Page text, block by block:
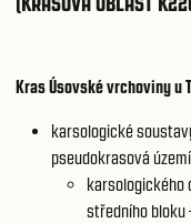
Kras Úsovské vrchoviny u
karsologické
pseudokrasová území
karsologického
středního bloku